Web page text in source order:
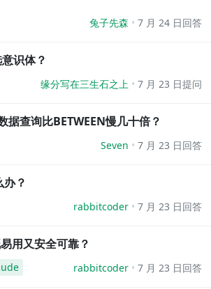
兔子先森 7 月 24 日回答
识体？
缘分写在三生石之上 7 月 23 日提问
据查询比BETWEEN慢几十倍？
Seven 7 月 23 日回答
？
rabbitcoder 7 月 23 日回答
用又安全可靠？
rabbitcoder 7 月 23 日回答